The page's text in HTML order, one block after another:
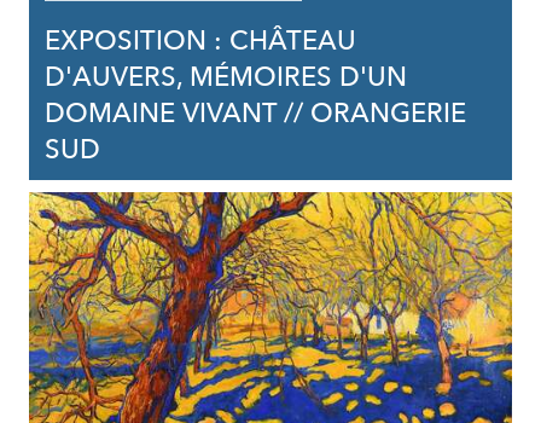
EXPOSITION : CHÂTEAU
D'AUVERS, MÉMOIRES D'UN
DOMAINE VIVANT // ORANGERIE
SUD